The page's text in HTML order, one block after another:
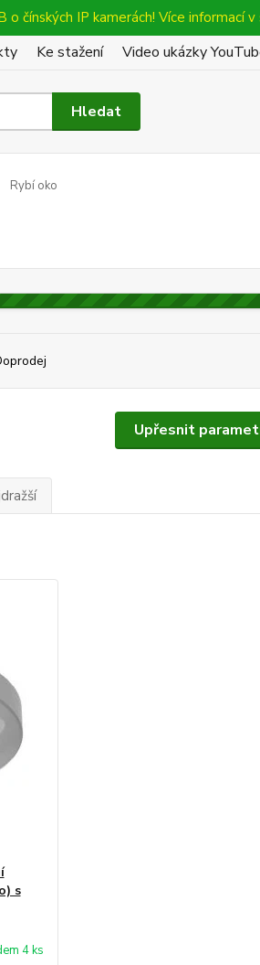
čínských IP kamerách! Více informací v
Ke stažení Video ukázky
Hledat
Rybí oko
Upřesnit
s
4 ks